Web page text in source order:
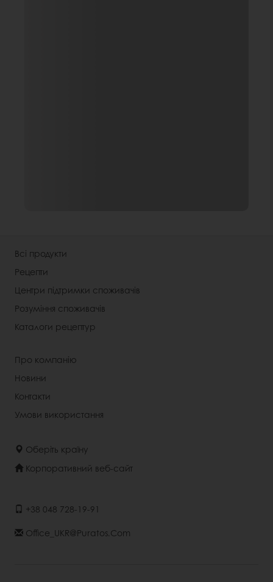
Всі продукти
Рецепти
Центри підтримки споживачів
Розуміння споживачів
Каталоги рецептур
Про компанію
Новини
Контакти
Умови використання
Оберіть країну
Корпоративний веб-сайт
+38 048 728-19-91
Office_UKR@puratos.com